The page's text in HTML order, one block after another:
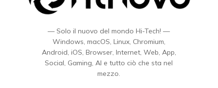
— Solo il nuovo del mondo Hi-Tech! —
Windows, macOS, Linux, Chromium,
Android, iOS, Browser, Internet, Web, App,
Social, Gaming, AI e tutto ciò che sta nel
mezzo.